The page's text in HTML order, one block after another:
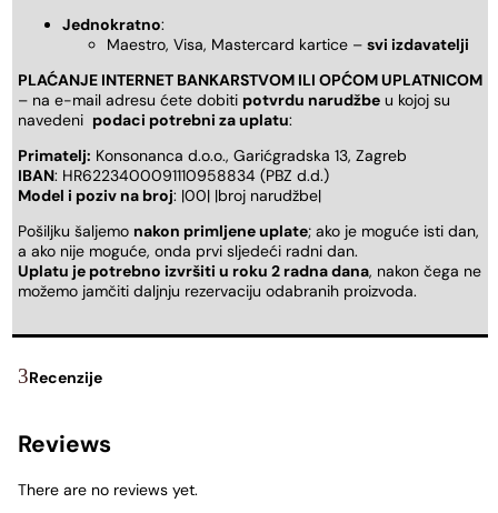
Jednokratno:
Maestro, Visa, Mastercard kartice – svi izdavatelji
PLAĆANJE INTERNET BANKARSTVOM ILI OPĆOM UPLATNICOM
– na e-mail adresu ćete dobiti potvrdu narudžbe u kojoj su
navedeni podaci potrebni za uplatu:
Primatelj: Konsonanca d.o.o., Garićgradska 13, Zagreb
IBAN: HR6223400091110958834 (PBZ d.d.)
Model i poziv na broj: |00| |broj narudžbe|
Pošiljku šaljemo nakon primljene uplate; ako je moguće isti dan,
a ako nije moguće, onda prvi sljedeći radni dan.
Uplatu je potrebno izvršiti u roku 2 radna dana, nakon čega ne
možemo jamčiti daljnju rezervaciju odabranih proizvoda.
Recenzije
Reviews
There are no reviews yet.